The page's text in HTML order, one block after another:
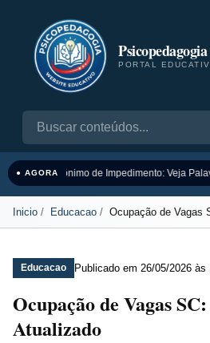
Psicopedagogia
PORTAL
● AGORASinônimo de Impedimento: Veja
Inicio Educacao Ocupação de Vagas
Educacao Publicado em 26/05/2026 às
Ocupação de Vagas
Atualizado